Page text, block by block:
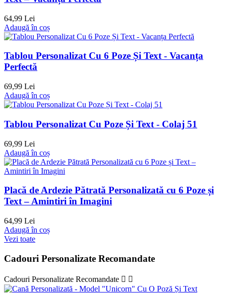
64,99 Lei
Adaugă în coș
Tablou Personalizat Cu 6 Poze Și Text - Vacanța
Perfectă
69,99 Lei
Adaugă în coș
Tablou Personalizat Cu Poze Și Text - Colaj 51
69,99 Lei
Adaugă în coș
Placă de Ardezie Pătrată Personalizată cu 6 Poze și
Text – Amintiri în Imagini
64,99 Lei
Adaugă în coș
Vezi toate
Cadouri Personalizate Recomandate
Cadouri Personalizate Recomandate  